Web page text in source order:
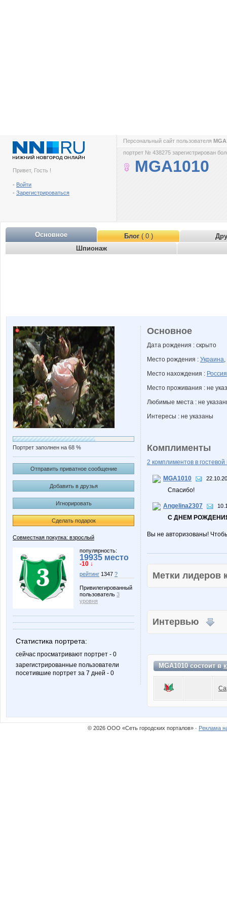
Привет, Гость !
- Войти
- Зарегистрироваться
Персональный сайт пользователя
портрет № 438275 зарегистрирован
MGA1010
Основное Блог( 0 )
Шпионаж
Портрет заполнен на 68 %
Отправить приватное сообщение
Добавить в друзья
Игнорировать
Сделать подарок
Совместная покупка: взрослый
популярность:
19935 место
-10 ↓
рейтинг 1347 ?
Привилегированный
пользователь 3
уровня
Статистика портрета:
сейчас просматривают портрет - 0
зарегистрированные пользователи
посетившие портрет за 7 дней - 0
Основное
Дата рождения : скрыто
Место рождения : Украина,
Место нахождения : Россия
Место проживания : не
Любимые места : не
Интересы : не указаны
Комплименты
2 комплиментов в гостевой
MGA1010
Спасибо!
Angelina2307
С ДНЕМ
Вы не авторизованы!
Метки
Интервью
MGA1010 состоит в
© 2026 ООО «Сеть городских порталов» · Реклама